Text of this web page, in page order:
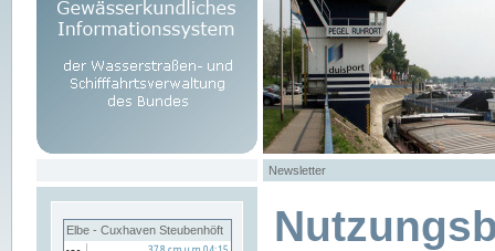
Newsletter
Elbe - Cuxhaven Steubenhöft